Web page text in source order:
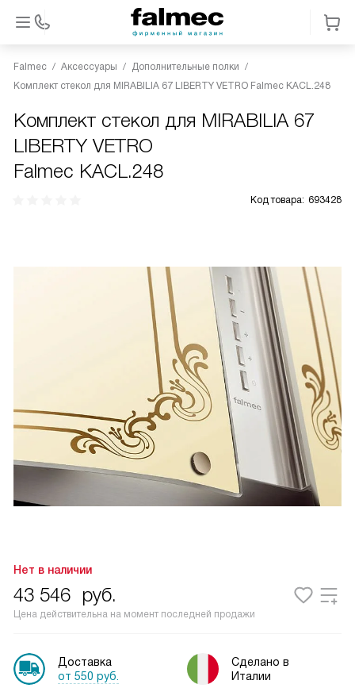
Falmec Аксессуары
Дополнительные полки
Комплект стекол для MIRABILIA 67 LIBERTY VETRO Falmec KACL.248
Комплект стекол для MIRABILIA 67
LIBERTY VETRO
Falmec KACL.248
Код товара: 693428
Нет в наличии
43 546 руб.
Цена действительна на момент последней продажи
Доставка
от 550 руб.
Сделано в
Италии